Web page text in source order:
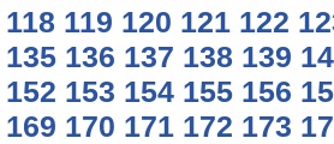
118 119 120 121 122
135 136 137 138 139
152 153 154 155 156
169 170 171 172 173